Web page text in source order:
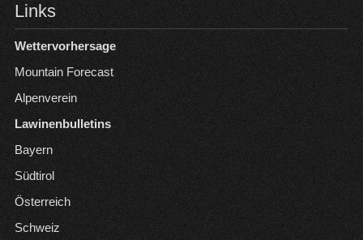
Links
Wettervorhersage
Mountain Forecast
Alpenverein
Lawinenbulletins
Bayern
Südtirol
Österreich
Schweiz